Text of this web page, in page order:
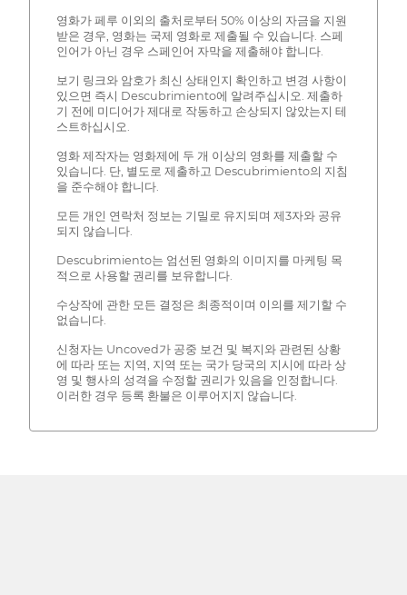
영화가 페루 이외의 출처로부터 50% 이상의 자금을 지원
받은 경우, 영화는 국제 영화로 제출될 수 있습니다. 스페
인어가 아닌 경우 스페인어 자막을 제출해야 합니다.
보기 링크와 암호가 최신 상태인지 확인하고 변경 사항이
있으면 즉시 Descubrimiento에 알려주십시오. 제출하
기 전에 미디어가 제대로 작동하고 손상되지 않았는지 테
스트하십시오.
영화 제작자는 영화제에 두 개 이상의 영화를 제출할 수
있습니다. 단, 별도로 제출하고 Descubrimiento의 지침
을 준수해야 합니다.
모든 개인 연락처 정보는 기밀로 유지되며 제3자와 공유
되지 않습니다.
Descubrimiento는 엄선된 영화의 이미지를 마케팅 목
적으로 사용할 권리를 보유합니다.
수상작에 관한 모든 결정은 최종적이며 이의를 제기할 수
없습니다.
신청자는 Uncoved가 공중 보건 및 복지와 관련된 상황
에 따라 또는 지역, 지역 또는 국가 당국의 지시에 따라 상
영 및 행사의 성격을 수정할 권리가 있음을 인정합니다.
이러한 경우 등록 환불은 이루어지지 않습니다.